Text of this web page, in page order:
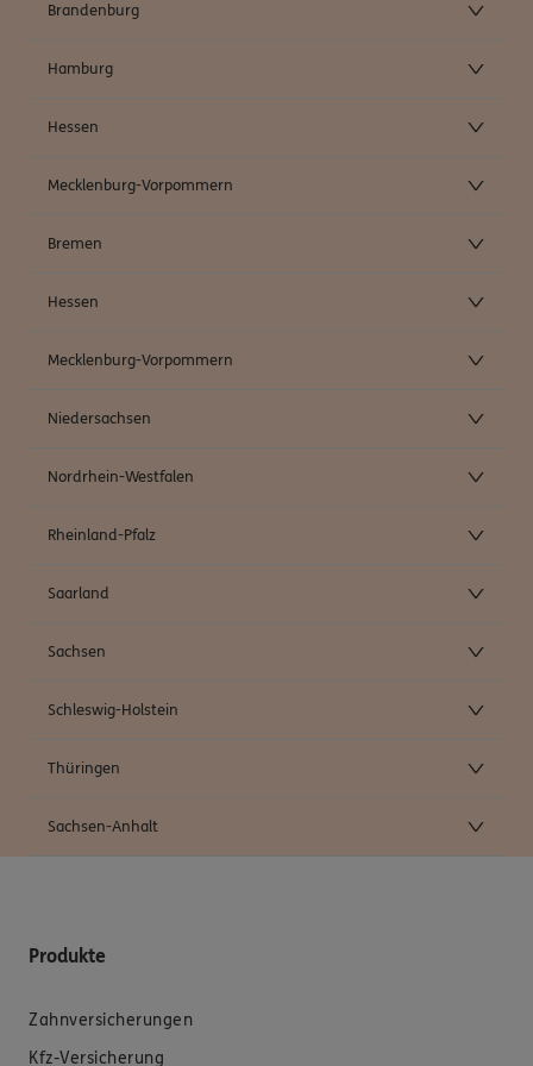
Brandenburg
Hamburg
Hessen
Mecklenburg-Vorpommern
Bremen
Hessen
Mecklenburg-Vorpommern
Niedersachsen
Nordrhein-Westfalen
Rheinland-Pfalz
Saarland
Sachsen
Schleswig-Holstein
Thüringen
Sachsen-Anhalt
Produkte
Zahnversicherungen
Kfz-Versicherung